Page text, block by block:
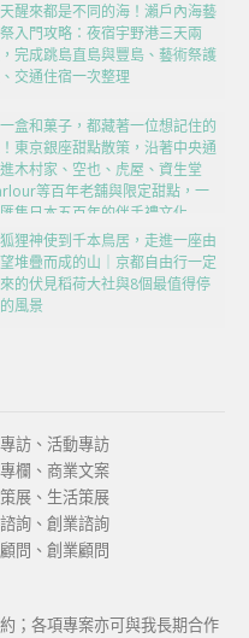
醒來都是不同的海！瀨戶內海藝
入門攻略：夜宿宇野港三天兩
完成跳島直島與豐島、藝術祭護
交通住宿一次整理
盒和菓子，都藏著一位想記住的
東京銀座甜點散策，沿著中央通
木村家、空也、虎屋、資生堂
等百年老舖與限定甜點，一
集日本五百年的伴手禮文化
狸神使到千本鳥居，走進一座由
堆疊而成的山｜京都自由行一定
的伏見稻荷大社與8個最值得停
風景
訪、活動專訪
欄、商業文案
展、生活策展
詢、創業諮詢
問、創業顧問
；各項專案亦可與我長期合作